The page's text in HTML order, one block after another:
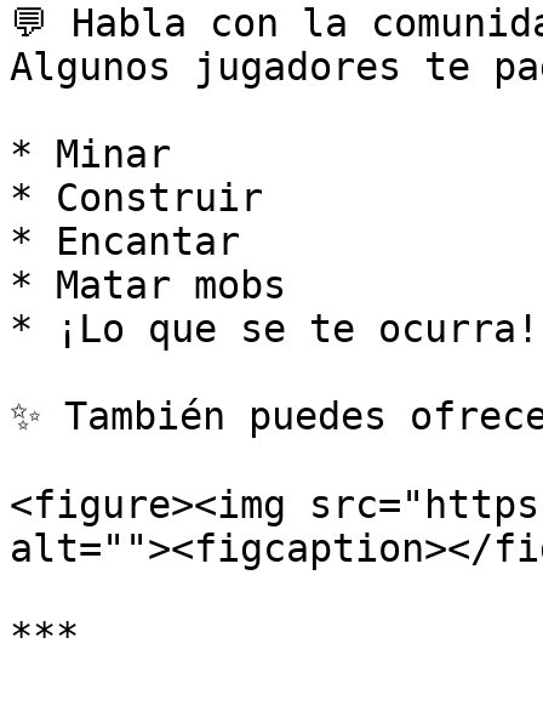
💬 Habla con la
Algunos jugadores te
* Minar
* Construir
* Encantar
* Matar mobs
* ¡Lo que se te ocurra!
✨ También puedes
<figure><img
alt=""><figcaption></
***